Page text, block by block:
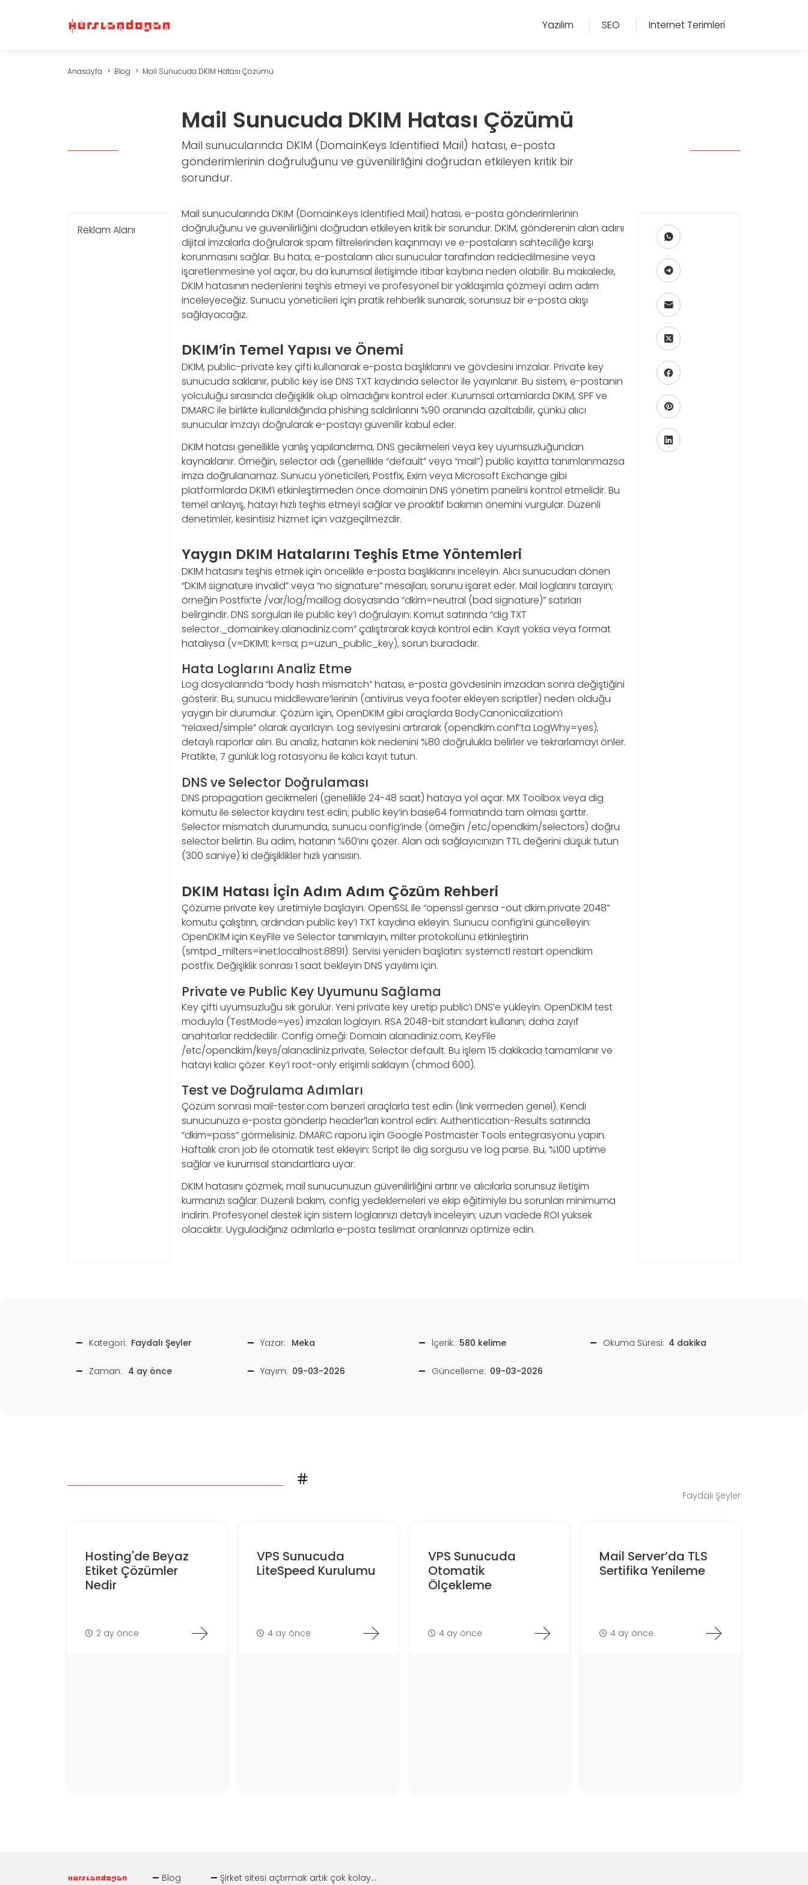
Yazılım SEO İnternet Terimleri
Anasayfa Blog Mail Sunucuda DKIM Hatası Çözümü
Mail Sunucuda DKIM Hatası Çözümü
Mail sunucularında DKIM (DomainKeys Identified Mail) hatası, e-posta
gönderimlerinin doğruluğunu ve güvenilirliğini doğrudan etkileyen kritik bir
sorundur.
Reklam Alanı
Mail sunucularında DKIM (DomainKeys Identified Mail) hatası, e-posta gönderimlerinin
doğruluğunu ve güvenilirliğini doğrudan etkileyen kritik bir sorundur. DKIM, gönderenin alan adını
dijital imzalarla doğrularak spam filtrelerinden kaçınmayı ve e-postaların sahteciliğe karşı
korunmasını sağlar. Bu hata, e-postaların alıcı sunucular tarafından reddedilmesine veya
işaretlenmesine yol açar, bu da kurumsal iletişimde itibar kaybına neden olabilir. Bu makalede,
DKIM hatasının nedenlerini teşhis etmeyi ve profesyonel bir yaklaşımla çözmeyi adım adım
inceleyeceğiz. Sunucu yöneticileri için pratik rehberlik sunarak, sorunsuz bir e-posta akışı
sağlayacağız.
DKIM’in Temel Yapısı ve Önemi
DKIM, public-private key çifti kullanarak e-posta başlıklarını ve gövdesini imzalar. Private key
sunucuda saklanır, public key ise DNS TXT kaydında selector ile yayınlanır. Bu sistem, e-postanın
yolculuğu sırasında değişiklik olup olmadığını kontrol eder. Kurumsal ortamlarda DKIM, SPF ve
DMARC ile birlikte kullanıldığında phishing saldırılarını %90 oranında azaltabilir, çünkü alıcı
sunucular imzayı doğrularak e-postayı güvenilir kabul eder.
DKIM hatası genellikle yanlış yapılandırma, DNS gecikmeleri veya key uyumsuzluğundan
kaynaklanır. Örneğin, selector adı (genellikle “default” veya “mail”) public kayıtta tanımlanmazsa
imza doğrulanamaz. Sunucu yöneticileri, Postfix, Exim veya Microsoft Exchange gibi
platformlarda DKIM’i etkinleştirmeden önce domainin DNS yönetim panelini kontrol etmelidir. Bu
temel anlayış, hatayı hızlı teşhis etmeyi sağlar ve proaktif bakımın önemini vurgular. Düzenli
denetimler, kesintisiz hizmet için vazgeçilmezdir.
Yaygın DKIM Hatalarını Teşhis Etme Yöntemleri
DKIM hatasını teşhis etmek için öncelikle e-posta başlıklarını inceleyin. Alıcı sunucudan dönen
“DKIM signature invalid” veya “no signature” mesajları, sorunu işaret eder. Mail loglarını tarayın;
örneğin Postfix’te /var/log/maillog dosyasında “dkim=neutral (bad signature)” satırları
belirgindir. DNS sorguları ile public key’i doğrulayın: Komut satırında “dig TXT
selector._domainkey.alanadiniz.com” çalıştırarak kaydı kontrol edin. Kayıt yoksa veya format
hatalıysa (v=DKIM1; k=rsa; p=uzun_public_key), sorun buradadır.
Hata Loglarını Analiz Etme
Log dosyalarında “body hash mismatch” hatası, e-posta gövdesinin imzadan sonra değiştiğini
gösterir. Bu, sunucu middleware’lerinin (antivirus veya footer ekleyen scriptler) neden olduğu
yaygın bir durumdur. Çözüm için, OpenDKIM gibi araçlarda BodyCanonicalization’ı
“relaxed/simple” olarak ayarlayın. Log seviyesini artırarak (opendkim.conf’ta LogWhy=yes),
detaylı raporlar alın. Bu analiz, hatanın kök nedenini %80 doğrulukla belirler ve tekrarlamayı önler.
Pratikte, 7 günlük log rotasyonu ile kalıcı kayıt tutun.
DNS ve Selector Doğrulaması
DNS propagation gecikmeleri (genellikle 24-48 saat) hataya yol açar. MX Toolbox veya dig
komutu ile selector kaydını test edin; public key’in base64 formatında tam olması şarttır.
Selector mismatch durumunda, sunucu config’inde (örneğin /etc/opendkim/selectors) doğru
selector belirtin. Bu adım, hatanın %60’ını çözer. Alan adı sağlayıcınızın TTL değerini düşük tutun
(300 saniye) ki değişiklikler hızlı yansısın.
DKIM Hatası İçin Adım Adım Çözüm Rehberi
Çözüme private key üretimiyle başlayın. OpenSSL ile “openssl genrsa -out dkim.private 2048”
komutu çalıştırın, ardından public key’i TXT kaydına ekleyin. Sunucu config’ini güncelleyin:
OpenDKIM için KeyFile ve Selector tanımlayın, milter protokolünü etkinleştirin
(smtpd_milters=inet:localhost:8891). Servisi yeniden başlatın: systemctl restart opendkim
postfix. Değişiklik sonrası 1 saat bekleyin DNS yayılımı için.
Private ve Public Key Uyumunu Sağlama
Key çifti uyumsuzluğu sık görülür. Yeni private key üretip public’ı DNS’e yükleyin. OpenDKIM test
moduyla (TestMode=yes) imzaları loglayın. RSA 2048-bit standart kullanın; daha zayıf
anahtarlar reddedilir. Config örneği: Domain alanadiniz.com, KeyFile
/etc/opendkim/keys/alanadiniz.private, Selector default. Bu işlem 15 dakikada tamamlanır ve
hatayı kalıcı çözer. Key’i root-only erişimli saklayın (chmod 600).
Test ve Doğrulama Adımları
Çözüm sonrası mail-tester.com benzeri araçlarla test edin (link vermeden genel). Kendi
sunucunuza e-posta gönderip header’ları kontrol edin: Authentication-Results satırında
“dkim=pass” görmelisiniz. DMARC raporu için Google Postmaster Tools entegrasyonu yapın.
Haftalık cron job ile otomatik test ekleyin: Script ile dig sorgusu ve log parse. Bu, %100 uptime
sağlar ve kurumsal standartlara uyar.
DKIM hatasını çözmek, mail sunucunuzun güvenilirliğini artırır ve alıcılarla sorunsuz iletişim
kurmanızı sağlar. Düzenli bakım, config yedeklemeleri ve ekip eğitimiyle bu sorunları minimuma
indirin. Profesyonel destek için sistem loglarınızı detaylı inceleyin; uzun vadede ROI yüksek
olacaktır. Uyguladığınız adımlarla e-posta teslimat oranlarınızı optimize edin.
Kategori: Faydalı Şeyler Yazar: Meka İçerik: 580 kelime Okuma Süresi: 4 dakika
Zaman: 4 ay önce Yayım: 09-03-2026 Güncelleme: 09-03-2026
Faydalı Şeyler
Hosting'de Beyaz
Etiket Çözümler
Nedir
2 ay önce
VPS Sunucuda
LiteSpeed Kurulumu
4 ay önce
VPS Sunucuda
Otomatik
Ölçekleme
4 ay önce
Mail Server’da TLS
Sertifika Yenileme
4 ay önce
Blog Şirket sitesi açtırmak artık çok kolay...